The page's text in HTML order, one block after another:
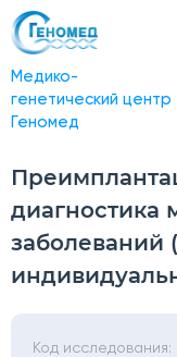
Медико-
генетический центр
Геномед
диагностика
заболеваний
Код исследования: